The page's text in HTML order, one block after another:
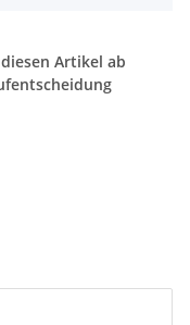
Artikel ab